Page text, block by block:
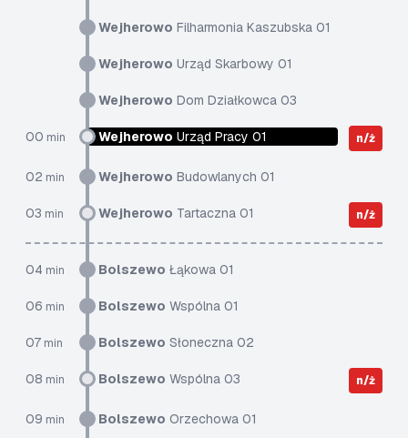
Wejherowo Filharmonia Kaszubska 01
Wejherowo Urząd Skarbowy 01
Wejherowo Dom Działkowca 03
00 min Wejherowo Urząd Pracy 01 n/ż
02 min Wejherowo Budowlanych 01
03 min Wejherowo Tartaczna 01 n/ż
04 min Bolszewo Łąkowa 01
06 min Bolszewo Wspólna 01
07 min Bolszewo Słoneczna 02
08 min Bolszewo Wspólna 03 n/ż
09 min Bolszewo Orzechowa 01